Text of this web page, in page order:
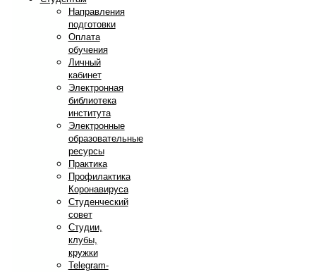
Направления
подготовки
Оплата
обучения
Личный
кабинет
Электронная
библиотека
института
Электронные
образовательные
ресурсы
Практика
Профилактика
Коронавируса
Студенческий
совет
Студии,
клубы,
кружки
Telegram-